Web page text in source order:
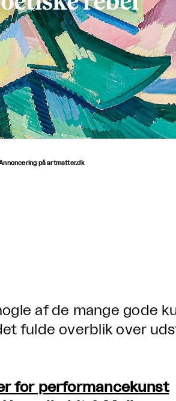
på artmatter.dk
af de mange gode
fulde overblik over
for performancekunst